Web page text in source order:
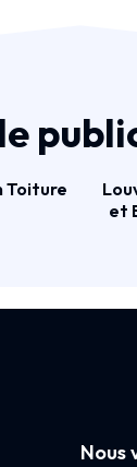
Toiture
et
Nous